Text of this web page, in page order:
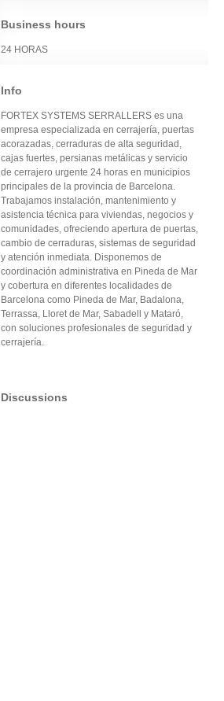
Business hours
24 HORAS
Info
FORTEX SYSTEMS SERRALLERS es una
empresa especializada en cerrajería, puertas
acorazadas, cerraduras de alta seguridad,
cajas fuertes, persianas metálicas y servicio
de cerrajero urgente 24 horas en municipios
principales de la provincia de Barcelona.
Trabajamos instalación, mantenimiento y
asistencia técnica para viviendas, negocios y
comunidades, ofreciendo apertura de puertas,
cambio de cerraduras, sistemas de seguridad
y atención inmediata. Disponemos de
coordinación administrativa en Pineda de Mar
y cobertura en diferentes localidades de
Barcelona como Pineda de Mar, Badalona,
Terrassa, Lloret de Mar, Sabadell y Mataró,
con soluciones profesionales de seguridad y
cerrajería.
Discussions